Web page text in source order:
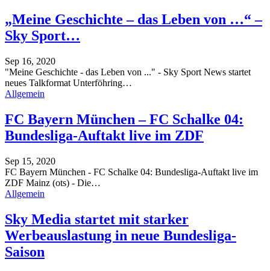
„Meine Geschichte – das Leben von …“ –
Sky Sport…
Sep 16, 2020
"Meine Geschichte - das Leben von ..." - Sky Sport News startet
neues Talkformat Unterföhring…
Allgemein
FC Bayern München – FC Schalke 04:
Bundesliga-Auftakt live im ZDF
Sep 15, 2020
FC Bayern München - FC Schalke 04: Bundesliga-Auftakt live im
ZDF Mainz (ots) - Die…
Allgemein
Sky Media startet mit starker
Werbeauslastung in neue Bundesliga-
Saison